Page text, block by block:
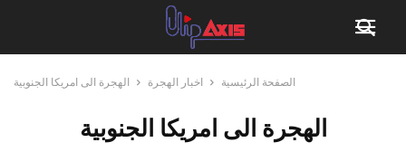
الصفحة الرئيسية اخبار الهجرة الهجرة الى امريكا الجنوبية
الهجرة الى امريكا الجنوبية